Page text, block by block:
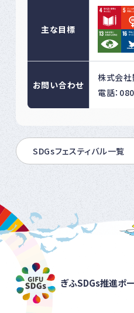
主な目標
お問い合わせ
株式会社
電話：
SDGsフェスティバル一覧
ぎふSDGs推進ポ